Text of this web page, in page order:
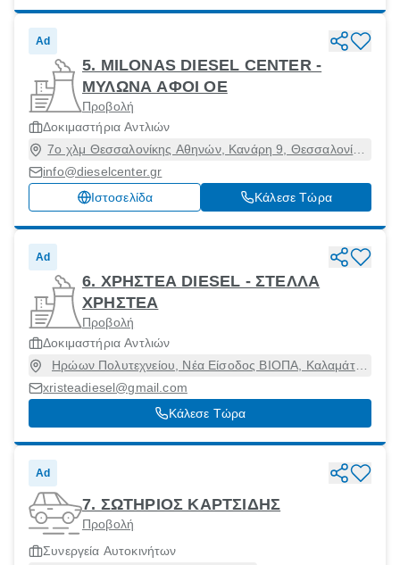
Ad
5. MILONAS DIESEL CENTER -
ΜΥΛΩΝΑ ΑΦΟΙ ΟΕ
Προβολή
Δοκιμαστήρια Αντλιών
7ο χλμ Θεσσαλονίκης Αθηνών, Κανάρη 9, Θεσσαλονίκη
[Δήμος], Θεσσαλονίκη, 54628
info@dieselcenter.gr
Ιστοσελίδα
Κάλεσε Τώρα
Ad
6. ΧΡΗΣΤΕΑ DIESEL - ΣΤΕΛΛΑ
ΧΡΗΣΤΕΑ
Προβολή
Δοκιμαστήρια Αντλιών
Ηρώων Πολυτεχνείου, Νέα Είσοδος ΒΙΟΠΑ, Καλαμάτα
[Δήμος], Μεσσηνία, 24100
xristeadiesel@gmail.com
Κάλεσε Τώρα
Ad
7. ΣΩΤΗΡΙΟΣ ΚΑΡΤΣΙΔΗΣ
Προβολή
Συνεργεία Αυτοκινήτων